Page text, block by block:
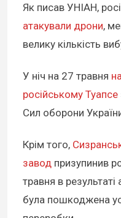
Як писав УНІАН,
атакували дрони,
велику кількість
У ніч на 27 травня
російському Туапсе
Сил оборони
Крім того,
завод призупинив
травня в
була пошкоджена